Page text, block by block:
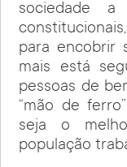
sociedade
para encobrir
mais está
pessoas de
“mão de
seja o
população